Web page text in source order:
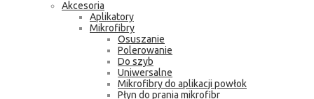
Akcesoria
Aplikatory
Mikrofibry
Osuszanie
Polerowanie
Do szyb
Uniwersalne
Mikrofibry do aplikacji powłok
Płyn do prania mikrofibr